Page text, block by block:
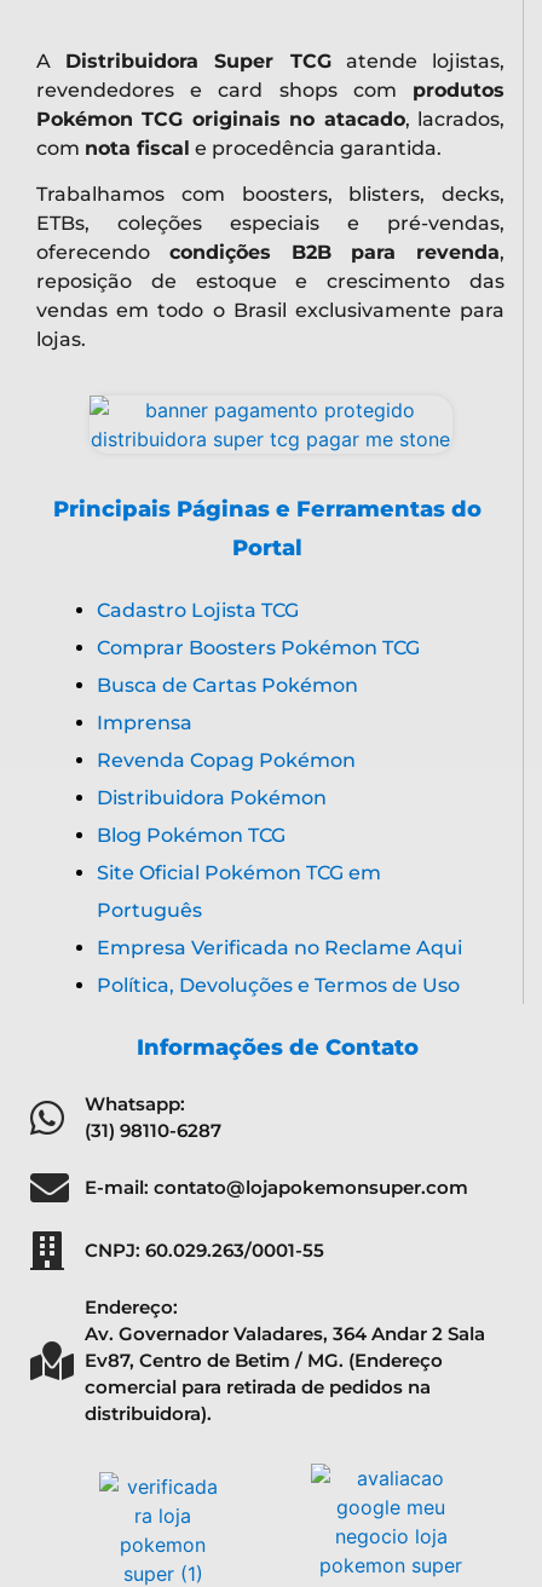
A Distribuidora Super TCGatende lojistas,
revendedores e card shops com produtos
Pokémon TCG originais no atacado, lacrados,
com nota fiscal e procedência garantida.
Trabalhamos com boosters, blisters, decks,
ETBs, coleções especiais e pré-vendas,
oferecendo condições B2B para revenda,
reposição de estoque e crescimento das
vendas em todo o Brasil exclusivamente para
lojas.
Principais Páginas e Ferramentas do
Portal
Cadastro Lojista TCG
Comprar Boosters Pokémon TCG
Busca de Cartas Pokémon
Imprensa
Revenda Copag Pokémon
Distribuidora Pokémon
Blog Pokémon TCG
Site Oficial Pokémon TCG em
Português
Empresa Verificada no Reclame Aqui
Política, Devoluções e Termos de Uso
Informações de Contato
Whatsapp:
(31) 98110-6287
E-mail: contato@lojapokemonsuper.com
CNPJ: 60.029.263/0001-55
Endereço:
Av. Governador Valadares, 364 Andar 2 Sala
Ev87, Centro de Betim / MG. (Endereço
comercial para retirada de pedidos na
distribuidora).